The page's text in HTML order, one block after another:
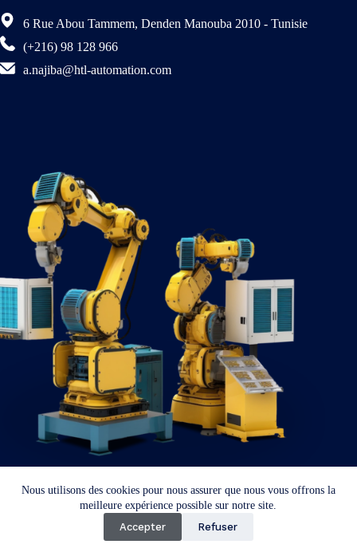
Nous utilisons des cookies pour nous assurer que nous vous offrons la
meilleure expérience possible sur notre site.
Accepter
Refuser
6 Rue Abou Tammem, Denden Manouba 2010 - Tunisie
(+216) 98 128 966
a.najiba@htl-automation.com
Copyright © 2026